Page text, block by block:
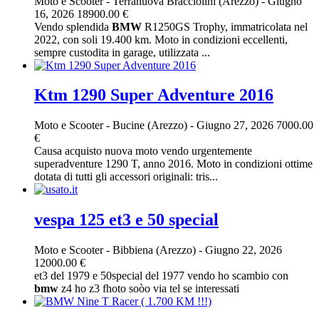
16, 2026 18900.00 €
Vendo splendida BMW R1250GS Trophy, immatricolata nel
2022, con soli 19.400 km. Moto in condizioni eccellenti,
sempre custodita in garage, utilizzata ...
Ktm 1290 Super Adventure 2016
Moto e Scooter- Bucine (Arezzo) - Giugno 27, 2026 7000.00
€
Causa acquisto nuova moto vendo urgentemente
superadventure 1290 T, anno 2016. Moto in condizioni ottime
dotata di tutti gli accessori originali: tris...
vespa 125 et3 e 50 special
Moto e Scooter- Bibbiena (Arezzo) - Giugno 22, 2026
12000.00 €
et3 del 1979 e 50special del 1977 vendo ho scambio con
bmw z4 ho z3 fhoto soòo via tel se interessati